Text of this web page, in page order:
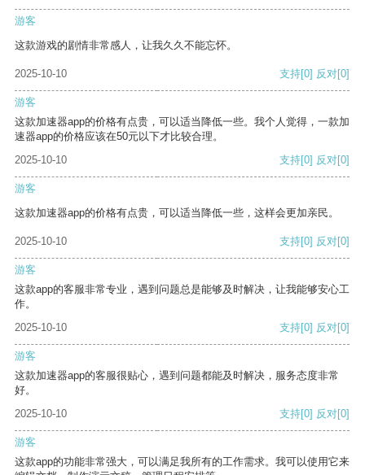
游客
这款游戏的剧情非常感人，让我久久不能忘怀。
2025-10-10 支持[0] 反对[0]
游客
这款加速器app的价格有点贵，可以适当降低一些。我个人觉得，一款加
速器app的价格应该在50元以下才比较合理。
2025-10-10
支持[0] 反对[0]
游客
这款加速器app的价格有点贵，可以适当降低一些，这样会更加亲民。
2025-10-10 支持[0] 反对[0]
游客
这款app的客服非常专业，遇到问题总是能够及时解决，让我能够安心工
作。
2025-10-10
支持[0] 反对[0]
游客
这款加速器app的客服很贴心，遇到问题都能及时解决，服务态度非常
好。
2025-10-10
支持[0] 反对[0]
游客
这款app的功能非常强大，可以满足我所有的工作需求。我可以使用它来